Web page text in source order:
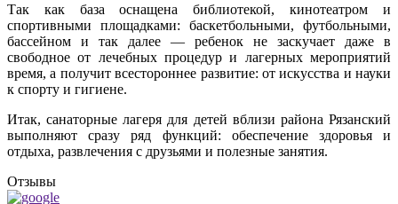
Так как база оснащена библиотекой, кинотеатром и
спортивными площадками: баскетбольными, футбольными,
бассейном и так далее — ребенок не заскучает даже в
свободное от лечебных процедур и лагерных мероприятий
время, а получит всестороннее развитие: от искусства и науки
к спорту и гигиене.
Итак, санаторные лагеря для детей вблизи района Рязанский
выполняют сразу ряд функций: обеспечение здоровья и
отдыха, развлечения с друзьями и полезные занятия.
Отзывы